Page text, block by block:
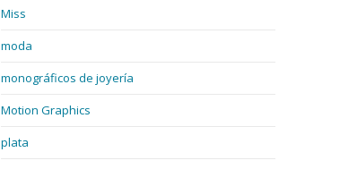
Miss
moda
monográficos de joyería
Motion Graphics
plata